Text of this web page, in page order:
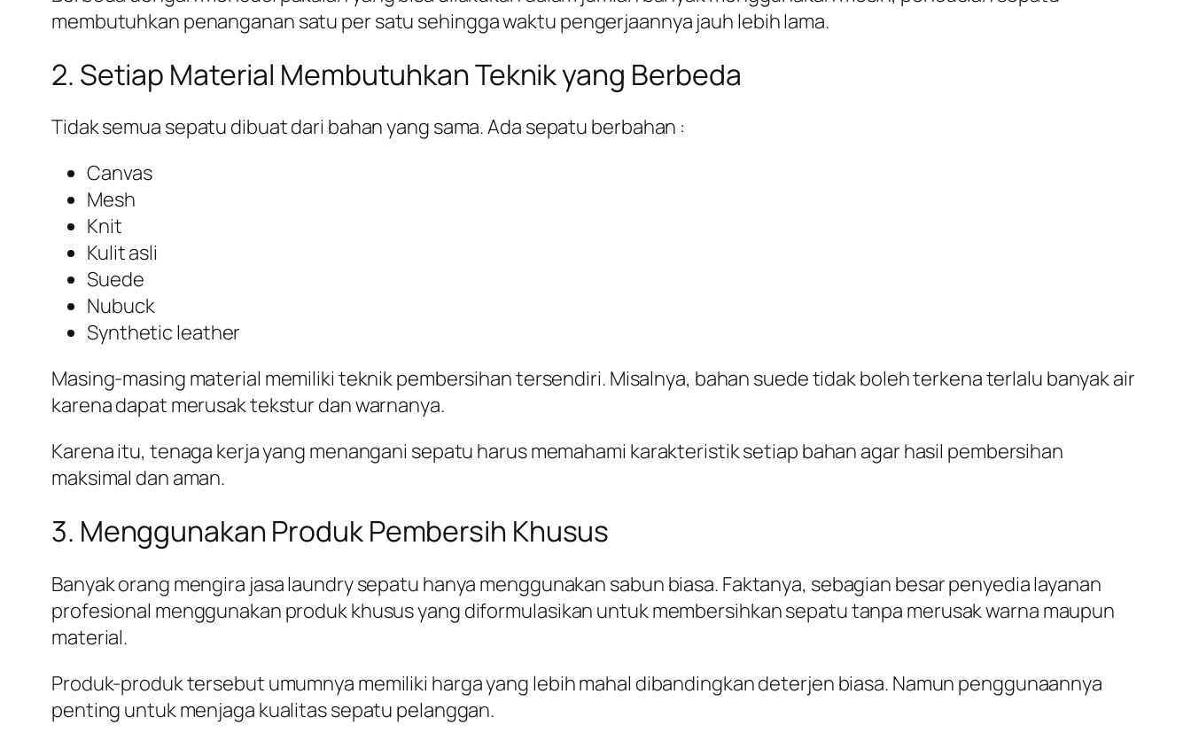
membutuhkan penanganan satu per satu sehingga waktu pengerjaannya jauh lebih lama.
2. Setiap Material Membutuhkan Teknik yang Berbeda
Tidak semua sepatu dibuat dari bahan yang sama. Ada sepatu berbahan :
Canvas
Mesh
Knit
Kulit asli
Suede
Nubuck
Synthetic leather
Masing-masing material memiliki teknik pembersihan tersendiri. Misalnya, bahan suede tidak boleh terkena terlalu banyak air
karena dapat merusak tekstur dan warnanya.
Karena itu, tenaga kerja yang menangani sepatu harus memahami karakteristik setiap bahan agar hasil pembersihan
maksimal dan aman.
3. Menggunakan Produk Pembersih Khusus
Banyak orang mengira jasa laundry sepatu hanya menggunakan sabun biasa. Faktanya, sebagian besar penyedia layanan
profesional menggunakan produk khusus yang diformulasikan untuk membersihkan sepatu tanpa merusak warna maupun
material.
Produk-produk tersebut umumnya memiliki harga yang lebih mahal dibandingkan deterjen biasa. Namun penggunaannya
penting untuk menjaga kualitas sepatu pelanggan.